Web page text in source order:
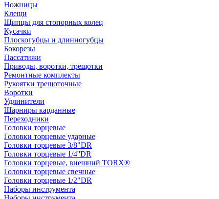
Ножницы
Клещи
Щипцы для стопорных колец
Кусачки
Плоскогубцы и длинногубцы
Бокорезы
Пассатижи
Приводы, воротки, трещотки
Ремонтные комплекты
Рукоятки трещоточные
Воротки
Удлинители
Шарниры карданные
Переходники
Головки торцевые
Головки торцевые ударные
Головки торцевые 3/8"DR
Головки торцевые 1/4''DR
Головки торцевые, внешний TORX®
Головки торцевые свечные
Головки торцевые 1/2"DR
Наборы инструмента